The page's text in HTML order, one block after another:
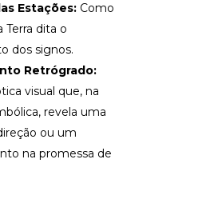
Estações: Como
Terra dita o
dos signos.
Retrógrado:
visual que, na
revela uma
ou um
na promessa de